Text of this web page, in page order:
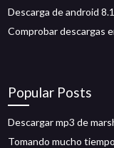
Descarga de android
Comprobar descargas
Popular Posts
Descargar mp3 de
Tomando mucho